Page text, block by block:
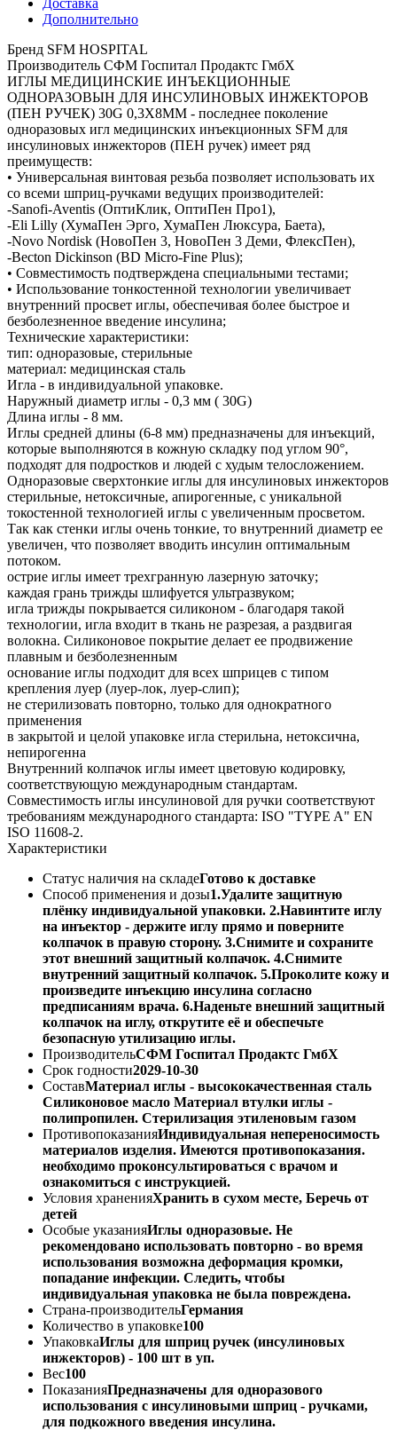
Дополнительно
Бренд SFM HOSPITAL
Производитель СФМ Госпитал Продактс ГмбХ
ИГЛЫ МЕДИЦИНСКИЕ ИНЪЕКЦИОННЫЕ
ОДНОРАЗОВЫН ДЛЯ ИНСУЛИНОВЫХ ИНЖЕКТОРОВ
(ПЕН РУЧЕК) 30G 0,3Х8ММ - последнее поколение
одноразовых игл медицинских инъекционных SFM для
инсулиновых инжекторов (ПЕН ручек) имеет ряд
преимуществ:
• Универсальная винтовая резьба позволяет использовать их
со всеми шприц-ручками ведущих производителей:
-Sanofi-Aventis (ОптиКлик, ОптиПен Про1),
-Eli Lilly (ХумаПен Эрго, ХумаПен Люксура, Баета),
-Novo Nordisk (НовоПен 3, НовоПен 3 Деми, ФлексПен),
-Becton Dickinson (BD Micro-Fine Plus);
• Совместимость подтверждена специальными тестами;
• Использование тонкостенной технологии увеличивает
внутренний просвет иглы, обеспечивая более быстрое и
безболезненное введение инсулина;
Технические характеристики:
тип: одноразовые, стерильные
материал: медицинская сталь
Игла - в индивидуальной упаковке.
Наружный диаметр иглы - 0,3 мм ( 30G)
Длина иглы - 8 мм.
Иглы средней длины (6-8 мм) предназначены для инъекций,
которые выполняются в кожную складку под углом 90°,
подходят для подростков и людей с худым телосложением.
Одноразовые сверхтонкие иглы для инсулиновых инжекторов
стерильные, нетоксичные, апирогенные, с уникальной
токостенной технологией иглы с увеличенным просветом.
Так как стенки иглы очень тонкие, то внутренний диаметр ее
увеличен, что позволяет вводить инсулин оптимальным
потоком.
острие иглы имеет трехгранную лазерную заточку;
каждая грань трижды шлифуется ультразвуком;
игла трижды покрывается силиконом - благодаря такой
технологии, игла входит в ткань не разрезая, а раздвигая
волокна. Силиконовое покрытие делает ее продвижение
плавным и безболезненным
основание иглы подходит для всех шприцев с типом
крепления луер (луер-лок, луер-слип);
не стерилизовать повторно, только для однократного
применения
в закрытой и целой упаковке игла стерильна, нетоксична,
непирогенна
Внутренний колпачок иглы имеет цветовую кодировку,
соответствующую международным стандартам.
Совместимость иглы инсулиновой для ручки соответствуют
требованиям международного стандарта: ISO "TYPE A" EN
ISO 11608-2.
Характеристики
Статус наличия на складеГотово к доставке
Способ применения и дозы1.Удалите защитную
плёнку индивидуальной упаковки. 2.Навинтите иглу
на инъектор - держите иглу прямо и поверните
колпачок в правую сторону. 3.Снимите и сохраните
этот внешний защитный колпачок. 4.Снимите
внутренний защитный колпачок. 5.Проколите кожу и
произведите инъекцию инсулина согласно
предписаниям врача. 6.Наденьте внешний защитный
колпачок на иглу, открутите её и обеспечьте
безопасную утилизацию иглы.
ПроизводительСФМ Госпитал Продактс ГмбХ
Срок годности2029-10-30
СоставМатериал иглы - высококачественная сталь
Силиконовое масло Материал втулки иглы -
полипропилен. Стерилизация этиленовым газом
ПротивопоказанияИндивидуальная непереносимость
материалов изделия. Имеются противопоказания.
необходимо проконсультироваться с врачом и
ознакомиться с инструкцией.
Условия храненияХранить в сухом месте, Беречь от
детей
Особые указанияИглы одноразовые. Не
рекомендовано использовать повторно - во время
использования возможна деформация кромки,
попадание инфекции. Следить, чтобы
индивидуальная упаковка не была повреждена.
Страна-производительГермания
Количество в упаковке100
УпаковкаИглы для шприц ручек (инсулиновых
инжекторов) - 100 шт в уп.
Вес100
ПоказанияПредназначены для одноразового
использования с инсулиновыми шприц - ручками,
для подкожного введения инсулина.